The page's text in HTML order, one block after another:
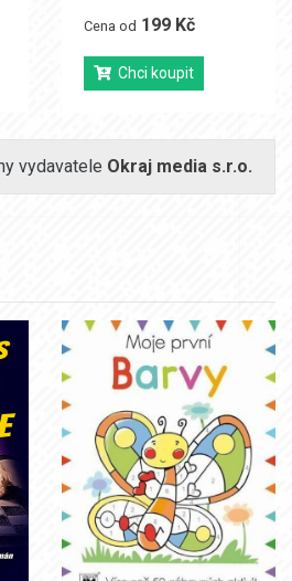
Cena od 199 Kč
Chci koupit
vydavatele Okraj media s.r.o.